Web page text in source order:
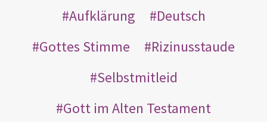
Aufklärung
Deutsch
Gottes Stimme
Rizinusstaude
Selbstmitleid
Gott im Alten Testament